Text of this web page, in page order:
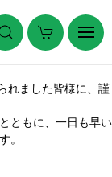
れました皆様に、謹
ともに、一日も早い
。